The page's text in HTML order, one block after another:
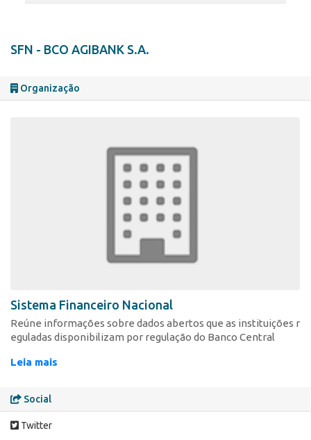
SFN - BCO AGIBANK S.A.
Organização
Sistema Financeiro Nacional
Reúne informações sobre dados abertos que as instituições r
eguladas disponibilizam por regulação do Banco Central
Leia mais
Social
Twitter